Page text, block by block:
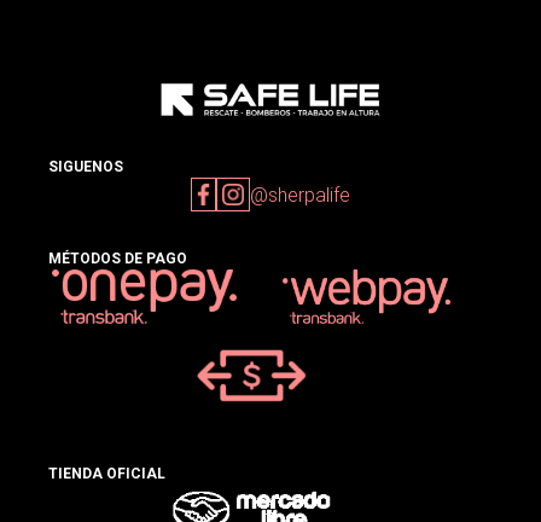
SIGUENOS
@sherpalife
MÉTODOS DE PAGO
TIENDA OFICIAL